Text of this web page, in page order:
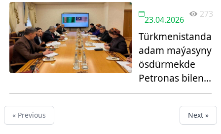
23.04.2026
273
Türkmenistanda
adam maýasyny
ösdürmekde
Petronas bilen
bilim
gatnaşyklary
ösdürilýär
« Previous Next »